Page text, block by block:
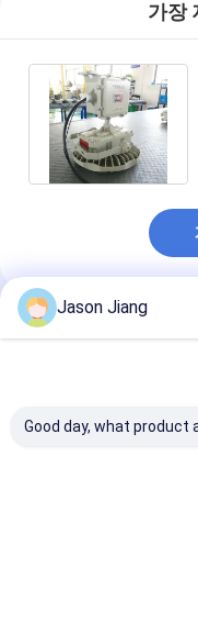
가장
추천된 제품
Jason Jiang
Good day, what product